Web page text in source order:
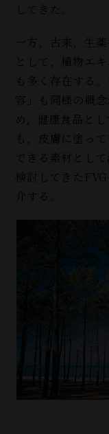
してきた。
一方，古来，生
として，植物エ
も多く存在する
容」も同様の概
め，健康食品と
も，皮膚に塗っ
できる素材とし
検討してきた
介する。